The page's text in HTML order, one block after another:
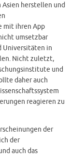
Asien herstellen und
mit ihren App
umsetzbar
Universitäten in
Nicht zuletzt,
und
daher auch
reagieren zu
der
der
auch das